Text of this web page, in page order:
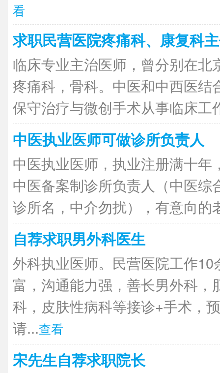
看
求职民营医院疼痛科、康复科
临床专业主治医师，曾分别在北
疼痛科，骨科。中医和中西医结
保守治疗与微创手术从事临床工
中医执业医师可做诊所负责人
中医执业医师，执业注册满十年
中医备案制诊所负责人（中医综
诊所名，中介勿扰），有意向的
自荐求职男外科医生
外科执业医师。民营医院工作
富，沟通能力强，善长男外科，
科，皮肤性病科等接诊+手术，
请...查看
宋先生自荐求职院长